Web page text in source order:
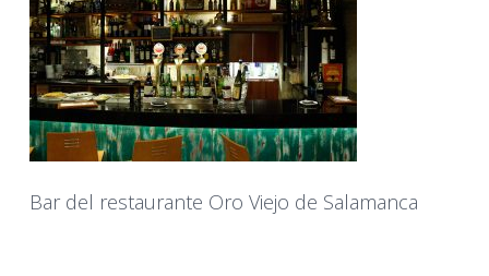
Bar del restaurante Oro Viejo de Salamanca